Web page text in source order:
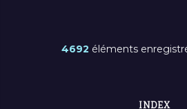
4692 éléments
INDEX